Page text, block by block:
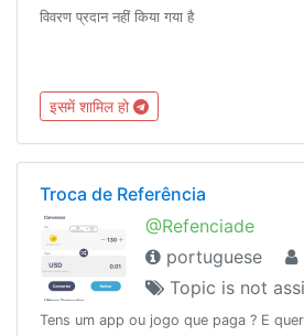
विवरण प्रदान नहीं किया गया है
इसमें शामिल हो
Troca de Referência
@Refenciade
portuguese
Topic is not
Tens um app ou jogo que paga ? E